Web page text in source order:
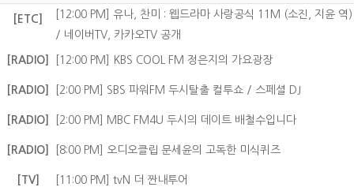
[ETC]
[12:00 PM] 유나, 찬미 : 웹드라마 사랑공식 11M (소진, 지윤 역)
/ 네이버TV, 카카오TV 공개
[RADIO] [12:00 PM] KBS COOL FM 정은지의 가요광장
[RADIO] [2:00 PM] SBS 파워FM 두시탈출 컬투쇼 / 스페셜 DJ
[RADIO] [2:00 PM] MBC FM4U 두시의 데이트 배철수입니다
[RADIO] [8:00 PM] 오디오클립 문세윤의 고독한 미식퀴즈
[TV] [11:00 PM] tvN 더 짠내투어